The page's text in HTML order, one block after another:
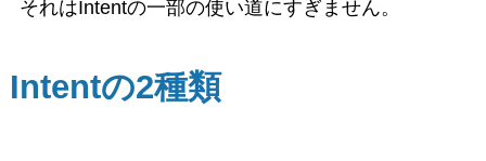
それはIntentの一部の使い道にすぎません。
Intentの2種類